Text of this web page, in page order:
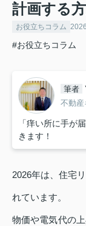
計画する
お役立ちコラム
#お役立ちコラム
筆者
不動産
「痒い所に手が
きます！
2026年は、住宅
れています。
物価や電気代の